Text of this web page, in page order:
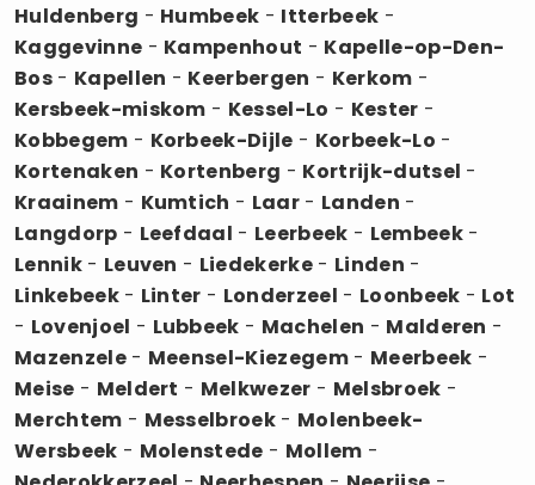
Huldenberg - Humbeek - Itterbeek -
Kaggevinne - Kampenhout - Kapelle-op-Den-
Bos- Kapellen - Keerbergen - Kerkom -
Kersbeek-miskom - Kessel-Lo - Kester -
Kobbegem - Korbeek-Dijle - Korbeek-Lo -
Kortenaken - Kortenberg - Kortrijk-dutsel -
Kraainem - Kumtich - Laar - Landen -
Langdorp - Leefdaal - Leerbeek - Lembeek-
Lennik- Leuven - Liedekerke- Linden -
Linkebeek- Linter - Londerzeel - Loonbeek - Lot
- Lovenjoel - Lubbeek - Machelen - Malderen -
Mazenzele- Meensel-Kiezegem- Meerbeek -
Meise - Meldert - Melkwezer - Melsbroek -
Merchtem - Messelbroek - Molenbeek-
Wersbeek - Molenstede - Mollem -